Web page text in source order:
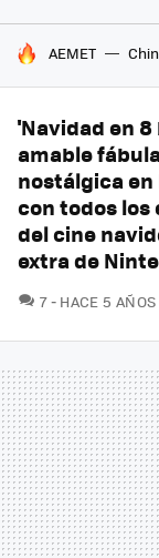
HOY SE HABLA
AEMET
'Navidad en
amable
nostálgica en
con todos los
del cine
extra de
7COMENTARIOS
HACE 5 AÑOS